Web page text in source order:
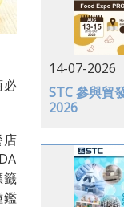
必
店
籤
鑑
德國
14-07-2026
STC 參與貿
2026